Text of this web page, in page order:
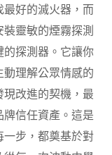
最好的滅火器，而
靈敏的煙霧探測
探測器。它讓你
理解公眾情感的
改進的契機，最
信任資產。這是
步，都奠基於對